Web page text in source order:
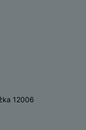
12006